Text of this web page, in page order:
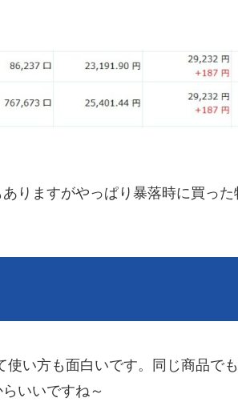
りますがやっぱり暴落時に買っ
い方も面白いです。同じ商品で
いいですね～